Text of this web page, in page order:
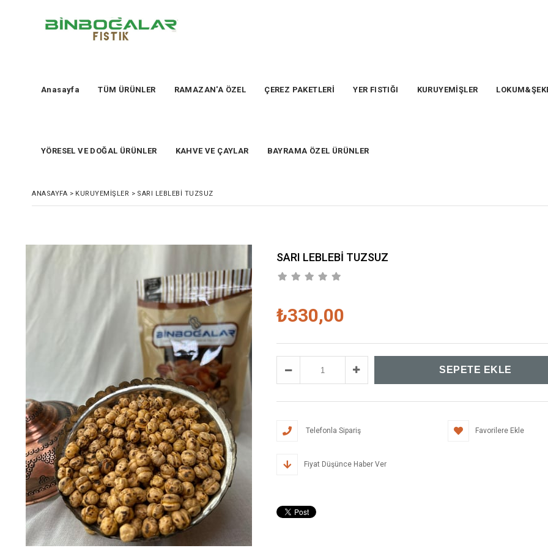
Anasayfa TÜM ÜRÜNLER RAMAZAN'A ÖZEL ÇEREZ PAKETLERİ YER FISTIĞI KURUYEMİŞLER
YÖRESEL VE DOĞAL ÜRÜNLER KAHVE VE ÇAYLAR BAYRAMA ÖZEL ÜRÜNLER
ANASAYFA > KURUYEMİŞLER > SARI LEBLEBİ TUZSUZ
SARI LEBLEBİ TUZSUZ
₺330,00
Telefonla Sipariş Favorilere Ekle
Fiyat Düşünce Haber Ver